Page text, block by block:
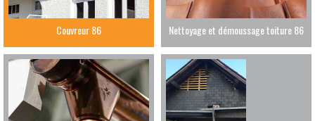
Couvreur 86 Nettoyage et démoussage toiture 86